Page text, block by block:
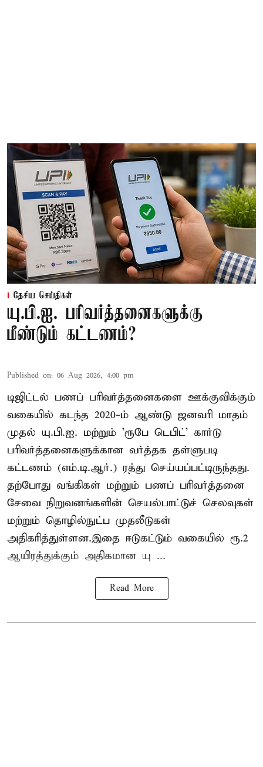
தேசிய செய்திகள்
யு.பி.ஐ. பரிவர்த்தனைகளுக்கு
மீண்டும் கட்டணம்?
Published on: 06 Aug 2026, 4:00 pm
டிஜிட்டல் பணப் பரிவர்த்தனைகளை ஊக்குவிக்கும்
வகையில் கடந்த 2020-ம் ஆண்டு ஜனவரி மாதம்
முதல் யு.பி.ஐ. மற்றும் 'ரூபே டெபிட்' கார்டு
பரிவர்த்தனைகளுக்கான வர்த்தக தள்ளுபடி
கட்டணம் (எம்.டி.ஆர்.) ரத்து செய்யப்பட்டிருந்தது.
தற்போது வங்கிகள் மற்றும் பணப் பரிவர்த்தனை
சேவை நிறுவனங்களின் செயல்பாட்டுச் செலவுகள்
மற்றும் தொழில்நுட்ப முதலீடுகள்
அதிகரித்துள்ளன.இதை ஈடுகட்டும் வகையில் ரூ.2
ஆயிரத்துக்கும் அதிகமான யு ...
Read More